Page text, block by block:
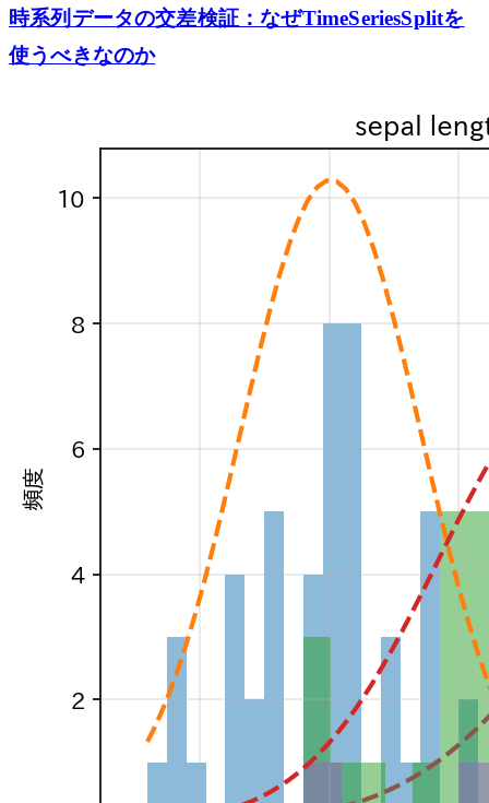
時系列データの交差検証：なぜTimeSeriesSplitを
使うべきなのか